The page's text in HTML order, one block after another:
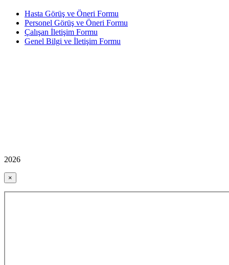
Hasta Görüş ve Öneri Formu
Personel Görüş ve Öneri Formu
Çalışan İletişim Formu
Genel Bilgi ve İletişim Formu
2026
×